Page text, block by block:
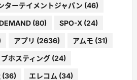
ターテイメントジャパン (46)
(80) SPO-X (24)
アプリ (2636) アムモ (31)
ホスティング (24)
(36) エレコム (34)